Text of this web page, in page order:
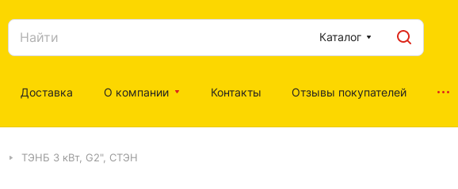
Каталог
Доставка О компании Контакты Отзывы покупателей
ТЭНБ 3 кВт, G2", СТЭН